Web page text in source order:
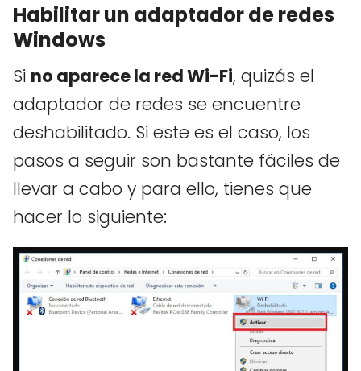
Habilitar un adaptador de redes
Windows
Si no aparece la red Wi-Fi, quizás el
adaptador de redes se encuentre
deshabilitado. Si este es el caso, los
pasos a seguir son bastante fáciles de
llevar a cabo y para ello, tienes que
hacer lo siguiente: